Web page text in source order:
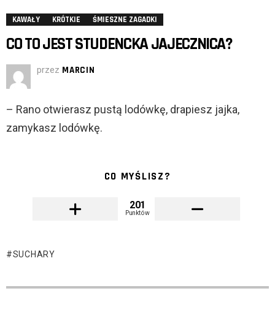
KAWAŁY KRÓTKIE ŚMIESZNE ZAGADKI
CO TO JEST STUDENCKA JAJECZNICA?
przez MARCIN
– Rano otwierasz pustą lodówkę, drapiesz jajka,
zamykasz lodówkę.
CO MYŚLISZ?
201
Punktów
SUCHARY